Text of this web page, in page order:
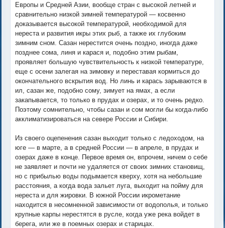
Европы и Средней Азии, вообще стран с высокой летней и
сравнительно низкой зимней температурой — косвенно
доказывается высокой температурой, необходимой для
нереста и развития икры этих рыб, а также их глубоким
зимним сном. Сазан нерестится очень поздно, иногда даже
позднее сома, линя и карася и, подобно этим рыбам,
проявляет большую чувствительность к низкой температуре,
еще с осени залегая на зимовку и переставая кормиться до
окончательного вскрытия вод. Но линь и карась зарываются в
ил, сазан же, подобно сому, зимует на ямах, а если
закапывается, то только в прудах и озерах, и то очень редко.
Поэтому сомнительно, чтобы сазан и сом могли бы когда-либо
акклиматизироваться на севере России и Сибири.
Из своего оцепенения сазан выходит только с ледоходом, на
юге — в марте, а в средней России — в апреле, в прудах и
озерах даже в конце. Первое время он, впрочем, ничем о себе
не заявляет и почти не удаляется от своих зимних становищ,
но с прибылью воды подымается кверху, хотя на небольшие
расстояния, а когда вода зальет луга, выходит на пойму для
нереста и для жировки. В южной России икрометание
находится в несомненной зависимости от водополья, и только
крупные карпы нерестятся в русле, когда уже река войдет в
берега, или же в поемных озерах и старицах.